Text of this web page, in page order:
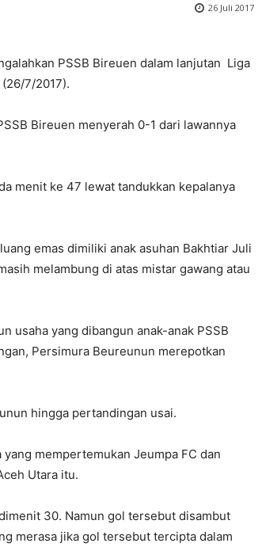
26 Juli 2017
PSSB Bireuen dalam lanjutan Liga
7/2017).
Bireuen menyerah 0-1 dari lawannya
menit ke 47 lewat tandukkan kepalanya
emas dimiliki anak asuhan Bakhtiar Juli
melambung di atas mistar gawang atau
usaha yang dibangun anak-anak PSSB
Persimura Beureunun merepotkan
hingga pertandingan usai.
mempertemukan Jeumpa FC dan
Utara itu.
30. Namun gol tersebut disambut
merasa jika gol tersebut tercipta dalam